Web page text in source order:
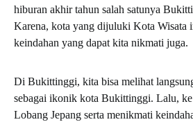
hiburan akhir tahun salah satunya
Karena, kota yang dijuluki Kota Wisata
keindahan yang dapat kita nikmati juga.
Di Bukittinggi, kita bisa melihat
sebagai ikonik kota Bukittinggi. Lalu,
Lobang Jepang serta menikmati